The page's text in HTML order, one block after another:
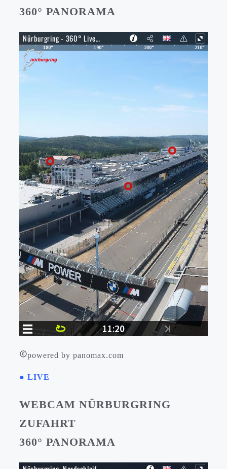
360° PANORAMA
powered by panomax.com
● LIVE
WEBCAM NÜRBURGRING
ZUFAHRT
360° PANORAMA